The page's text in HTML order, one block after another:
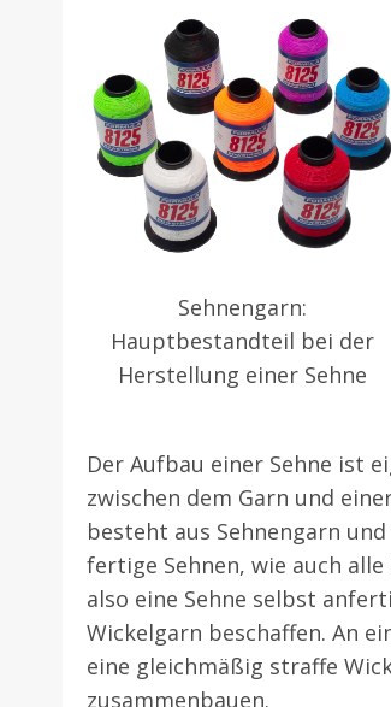
Sehnengarn:
Hauptbestandteil bei der
Herstellung einer Sehne
Der Aufbau einer Sehne ist
zwischen dem Garn und
besteht aus Sehnengarn
fertige Sehnen, wie auch
also eine Sehne selbst
Wickelgarn beschaffen. An
eine gleichmäßig straffe
zusammenbauen.